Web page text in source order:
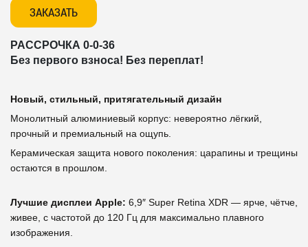
ЗАКАЗАТЬ
РАССРОЧКА 0-0-36
Без первого взноса! Без переплат!
Новый, стильный, притягательный дизайн
Монолитный алюминиевый корпус: невероятно лёгкий,
прочный и премиальный на ощупь.
Керамическая защита нового поколения: царапины и трещины
остаются в прошлом.
Лучшие дисплеи Apple: 6,9″ Super Retina XDR — ярче, чётче,
живее, с частотой до 120 Гц для максимально плавного
изображения.